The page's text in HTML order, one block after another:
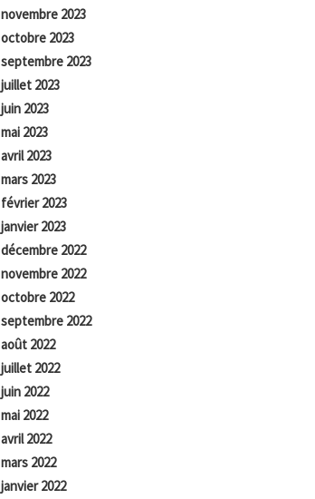
novembre 2023
octobre 2023
septembre 2023
juillet 2023
juin 2023
mai 2023
avril 2023
mars 2023
février 2023
janvier 2023
décembre 2022
novembre 2022
octobre 2022
septembre 2022
août 2022
juillet 2022
juin 2022
mai 2022
avril 2022
mars 2022
janvier 2022